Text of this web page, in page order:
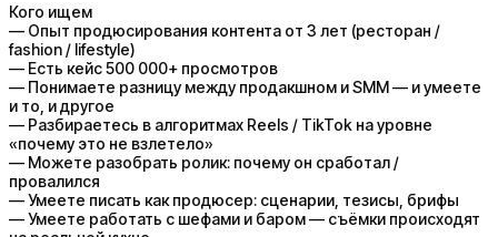
Кого ищем
— Опыт продюсирования контента от 3 лет (ресторан /
fashion / lifestyle)
— Есть кейс 500 000+ просмотров
— Понимаете разницу между продакшном и SMM — и умеете
и то, и другое
— Разбираетесь в алгоритмах Reels / TikTok на уровне
«почему это не взлетело»
— Можете разобрать ролик: почему он сработал /
провалился
— Умеете писать как продюсер: сценарии, тезисы, брифы
— Умеете работать с шефами и баром — съёмки происходят